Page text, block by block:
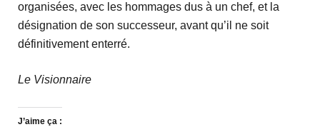
organisées, avec les hommages dus à un chef, et la
désignation de son successeur, avant qu’il ne soit
définitivement enterré.
Le Visionnaire
J’aime ça :